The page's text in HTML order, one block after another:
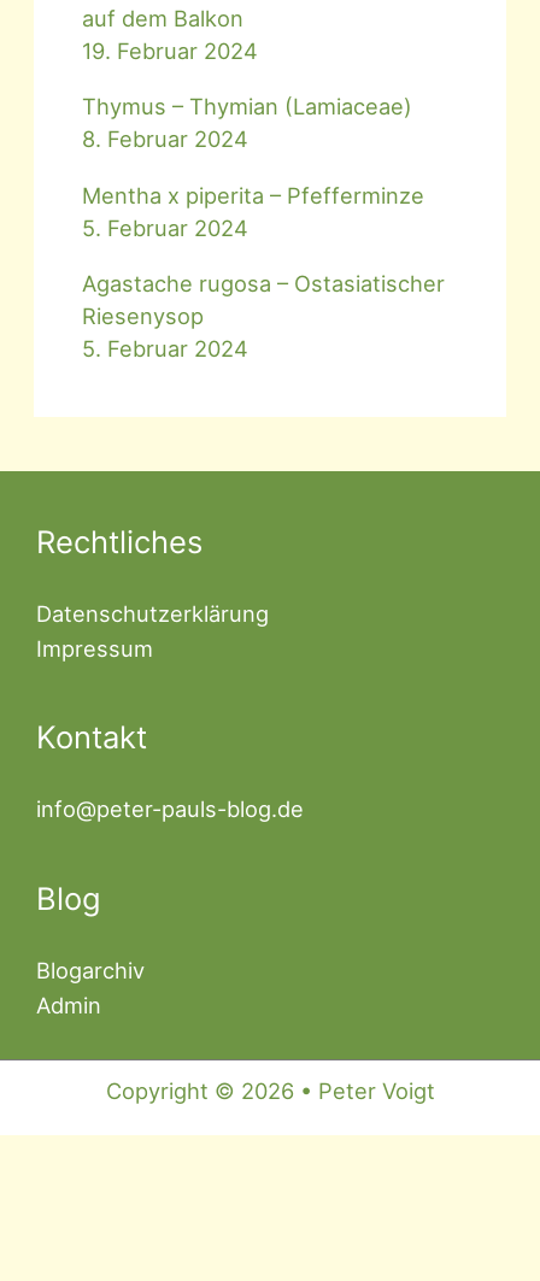
auf dem Balkon
19. Februar 2024
Thymus – Thymian (Lamiaceae)
8. Februar 2024
Mentha x piperita – Pfefferminze
5. Februar 2024
Agastache rugosa – Ostasiatischer
Riesenysop
5. Februar 2024
Rechtliches
Datenschutzerklärung
Impressum
Kontakt
info@peter-pauls-blog.de
Blog
Blogarchiv
Admin
Copyright © 2026 • Peter Voigt